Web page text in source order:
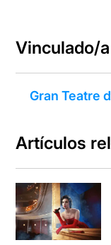
Vinculado/
Gran Teatre
Artículos